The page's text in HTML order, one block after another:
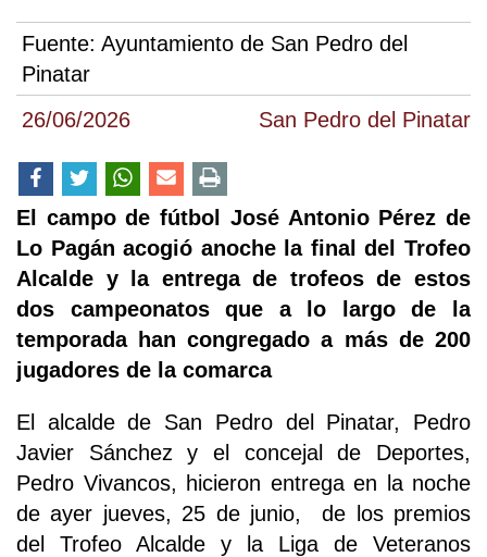
26/06/2026 San Pedro del Pinatar
Fuente: Ayuntamiento de San Pedro del
Pinatar
El campo de fútbol José Antonio Pérez de
Lo Pagán acogió anoche la final del Trofeo
Alcalde y la entrega de trofeos de estos
dos campeonatos que a lo largo de la
temporada han congregado a más de 200
jugadores de la comarca
El alcalde de San Pedro del Pinatar, Pedro
Javier Sánchez y el concejal de Deportes,
Pedro Vivancos, hicieron entrega en la noche
de ayer jueves, 25 de junio, de los premios
del Trofeo Alcalde y la Liga de Veteranos